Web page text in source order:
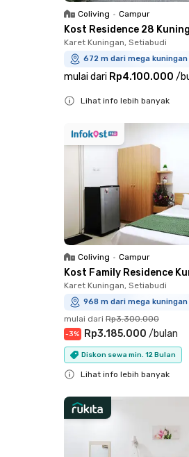
Coliving • Campur
Kost Residence 28
Karet Kuningan, Setiabudi
672 m dari mega kuningan
mulai dari Rp4.100.000 /
Lihat info lebih banyak
Coliving • Campur
Kost Family Residence
Karet Kuningan, Setiabudi
968 m dari mega kuningan
mulai dari Rp3.300.000
-3% Rp3.185.000 /bulan
Diskon sewa min. 12 Bulan
Lihat info lebih banyak